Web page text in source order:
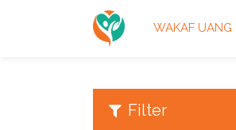
WAKAF UANG
Filter